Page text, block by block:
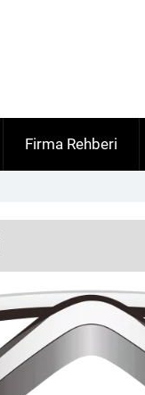
Firma Rehberi